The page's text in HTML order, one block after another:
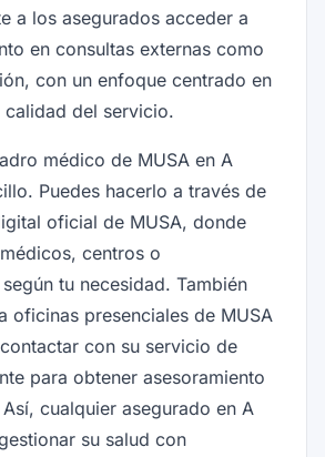
a los asegurados acceder a
en consultas externas como
con un enfoque centrado en
calidad del servicio.
médico de MUSA en A
Puedes hacerlo a través de
oficial de MUSA, donde
centros o
tu necesidad. También
oficinas presenciales de MUSA
con su servicio de
para obtener asesoramiento
cualquier asegurado en A
su salud con